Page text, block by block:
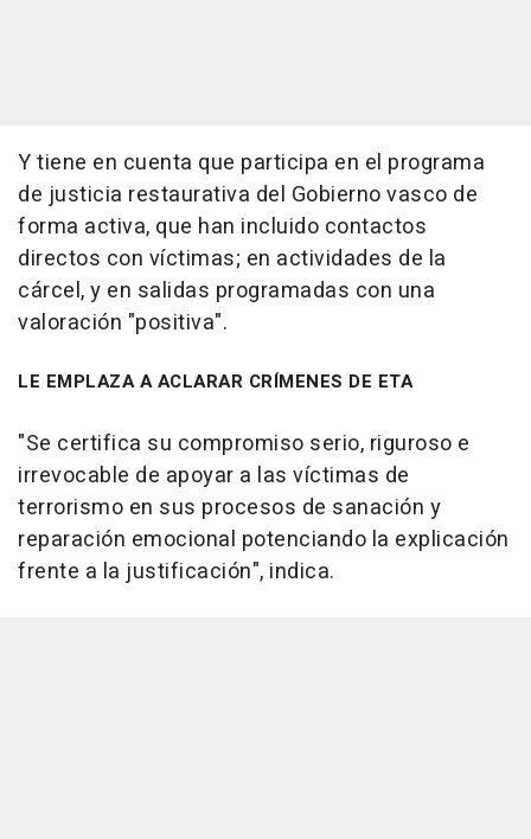
Y tiene en cuenta que participa en el programa
de justicia restaurativa del Gobierno vasco de
forma activa, que han incluido contactos
directos con víctimas; en actividades de la
cárcel, y en salidas programadas con una
valoración "positiva".
LE EMPLAZA A ACLARAR CRÍMENES DE ETA
"Se certifica su compromiso serio, riguroso e
irrevocable de apoyar a las víctimas de
terrorismo en sus procesos de sanación y
reparación emocional potenciando la explicación
frente a la justificación", indica.